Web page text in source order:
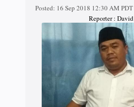
Posted: 16 Sep 2018 12:30 AM PDT
Reporter : David